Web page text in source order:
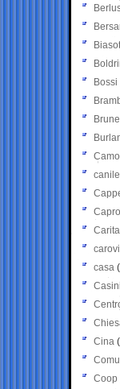
Bossi
canile
casa
Casini
Cina
Coop